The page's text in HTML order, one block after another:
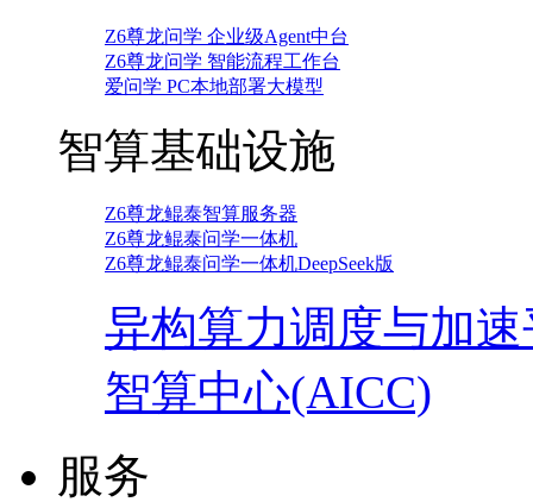
Z6尊龙问学 企业级Agent中台
Z6尊龙问学 智能流程工作台
爱问学 PC本地部署大模型
智算基础设施
Z6尊龙鲲泰智算服务器
Z6尊龙鲲泰问学一体机
Z6尊龙鲲泰问学一体机DeepSeek版
异构算力调度与加
智算中心(AICC)
服务